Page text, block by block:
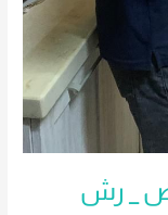
_ رش